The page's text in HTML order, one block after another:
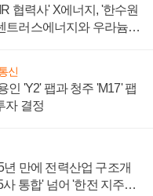
협력사' X에너지, '한수원
트러스에너지와 우라늄
신
인 'Y2' 팹과 청주 'M17' 팹
자 결정
년 만에 전력산업 구조개
통합' 넘어 '한전 지주사'